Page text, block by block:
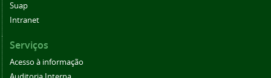
Suap
Intranet
Serviços
Acesso à informação